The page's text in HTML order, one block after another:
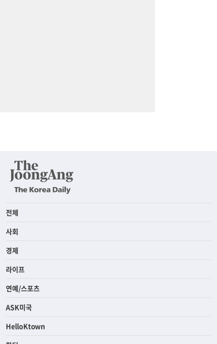
전체
사회
경제
라이프
연예/스포츠
ASK미국
HelloKtown